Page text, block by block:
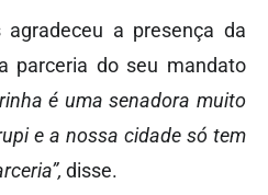
a presença da
parceria do seu mandato
é uma senadora muito
e a nossa cidade só tem
disse.